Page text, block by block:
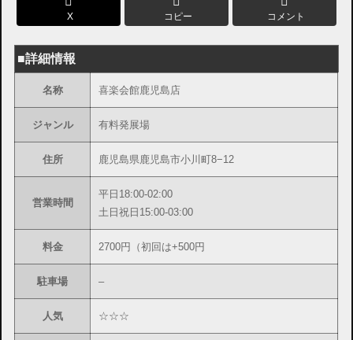
X コピー コメント
■詳細情報
名称 喜楽会館鹿児島店
ジャンル 有料発展場
住所 鹿児島県鹿児島市小川町8−12
営業時間
平日18:00-02:00
土日祝日15:00-03:00
料金 2700円（初回は+500円
駐車場 –
人気 ☆☆☆